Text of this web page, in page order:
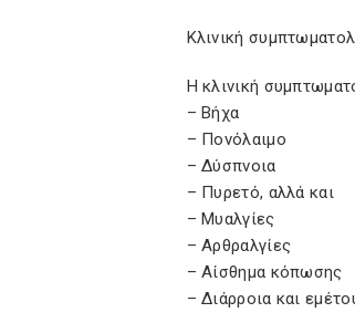
Κλινική
Η κλινική
– Βήχα
– Πονόλαιμο
– Δύσπνοια
– Πυρετό, αλλά και
– Μυαλγίες
– Αρθραλγίες
– Αίσθημα κόπωσης
– Διάρροια και